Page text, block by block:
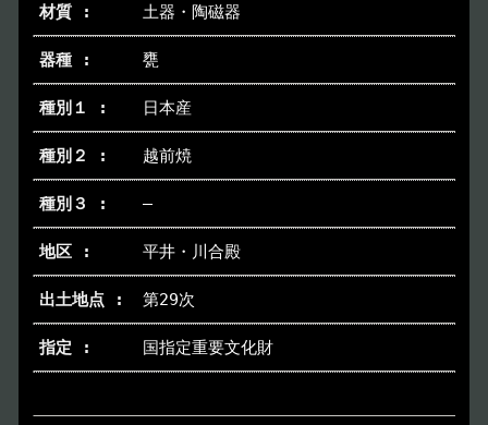
土器・陶磁器
甕
日本産
越前焼
―
平井・川合殿
第29次
国指定重要文化財